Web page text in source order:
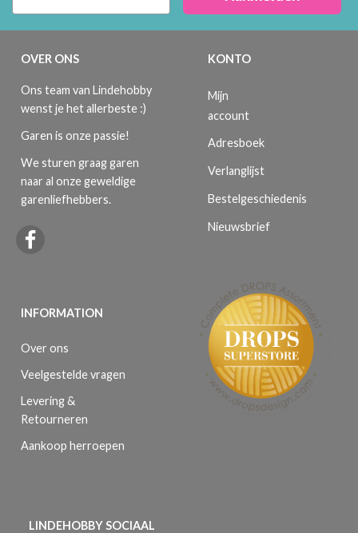
OVER ONS
Ons team van Lindehobby
wenst je het allerbeste :)
Garen is onze passie!
We sturen graag garen
naar al onze geweldige
garenliefhebbers.
INFORMATION
Over ons
Veelgestelde vragen
Levering &
Retourneren
Aankoop herroepen
KONTO
Mijn
account
Adresboek
Verlanglijst
Bestelgeschiedenis
Nieuwsbrief
LINDEHOBBY SOCIAAL